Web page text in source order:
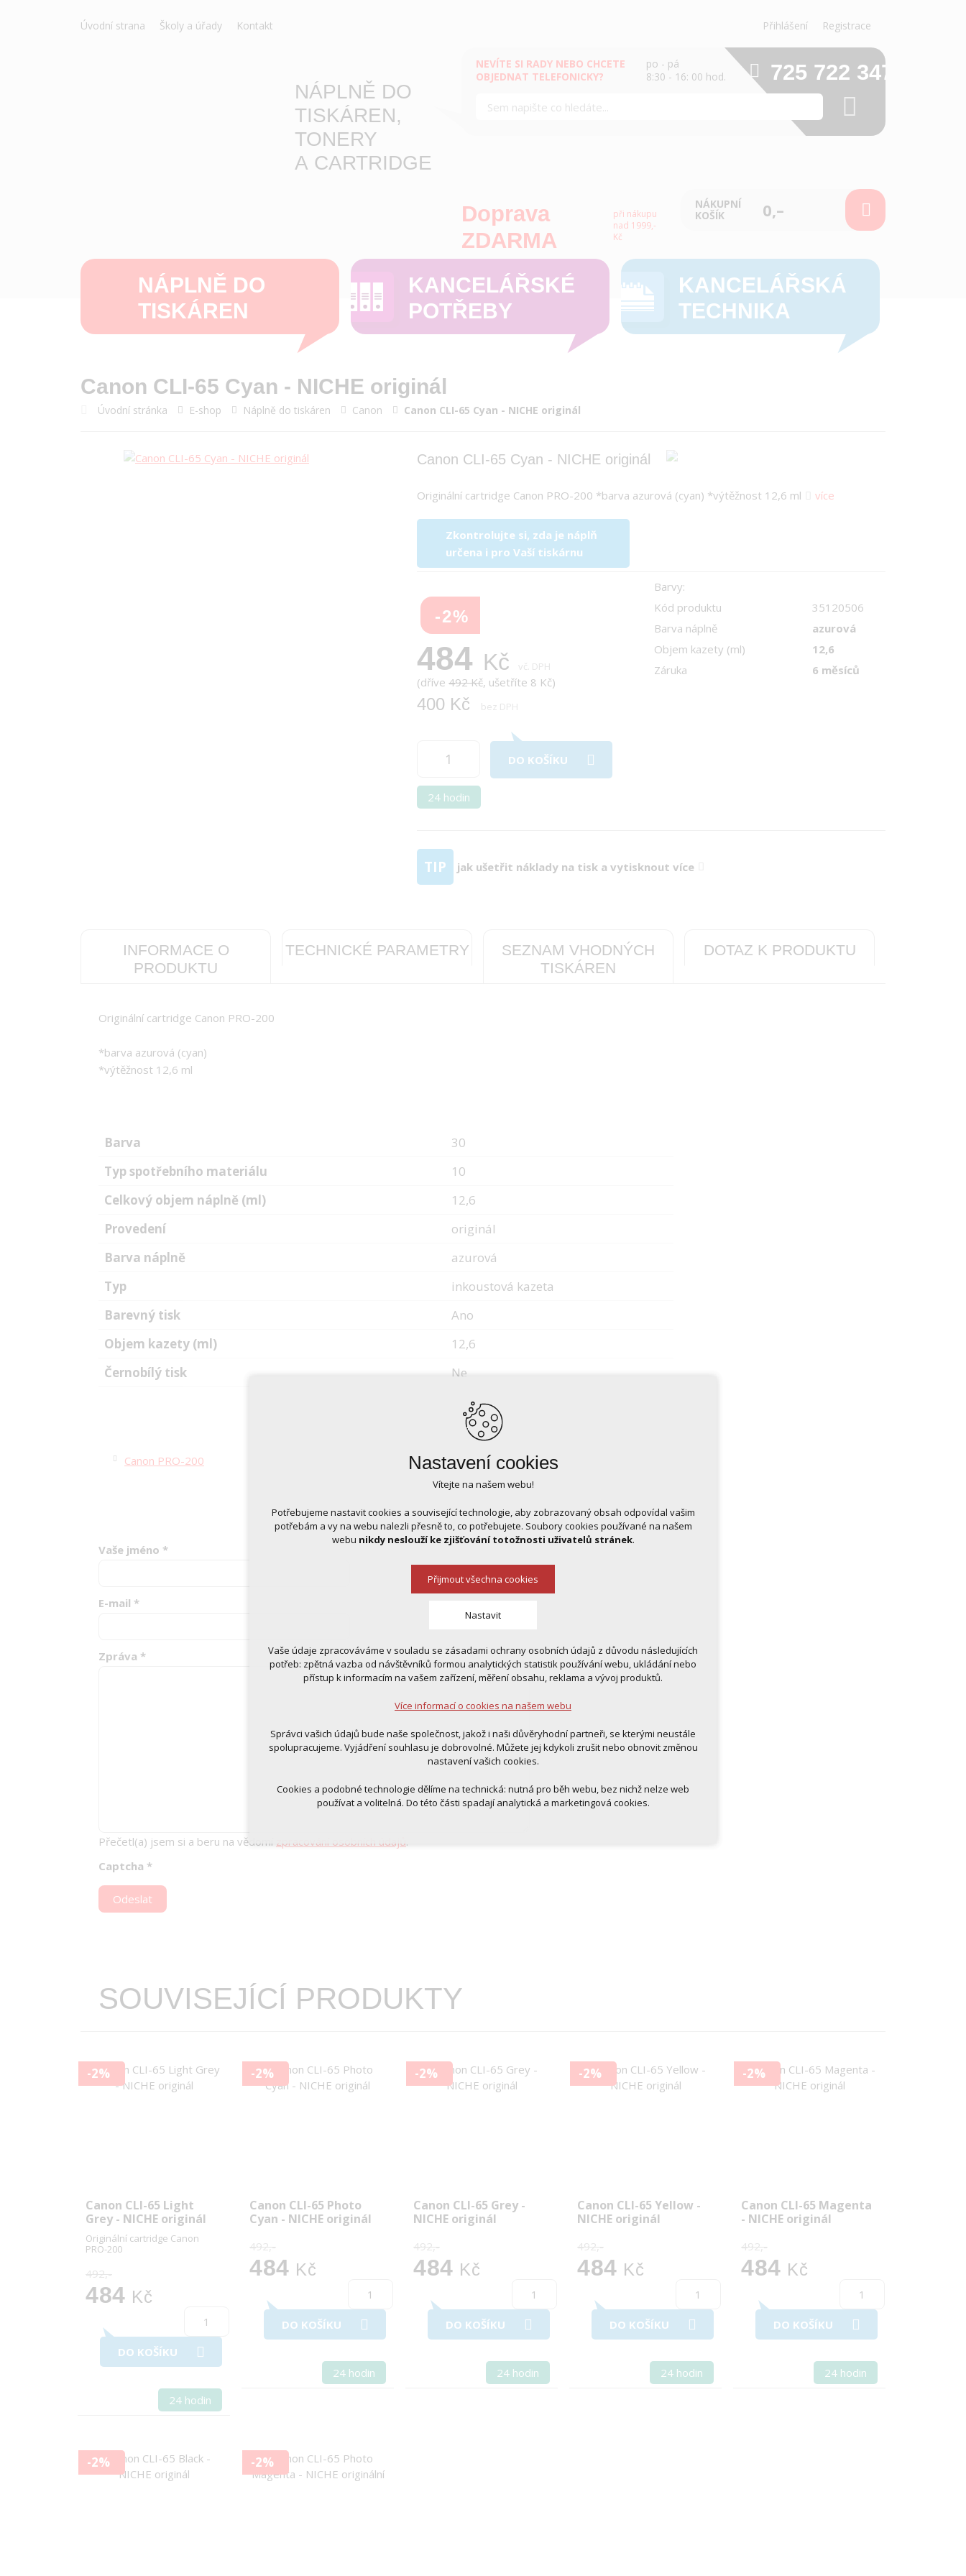
Úvodní strana Školy a úřady Kontakt Přihlášení Registrace
NÁPLNĚ DO
TISKÁREN,
TONERY
A CARTRIDGE
NEVÍTE SI RADY NEBO CHCETE
OBJEDNAT TELEFONICKY?
po - pá
8:30 - 16: 00 hod.
725 722 347
Doprava
ZDARMA
při nákupu
nad 1999,-
Kč
NÁKUPNÍ
KOŠÍK
0,–
NÁPLNĚ DO
TISKÁREN
KANCELÁŘSKÉ
POTŘEBY
KANCELÁŘSKÁ
TECHNIKA
Canon CLI-65 Cyan - NICHE originál
Úvodní stránka E-shop Náplně do tiskáren Canon Canon CLI-65 Cyan - NICHE originál
Canon CLI-65 Cyan - NICHE originál
Originální cartridge Canon PRO-200 *barva azurová (cyan) *výtěžnost 12,6 ml více
Zkontrolujte si, zda je náplň
určena i pro Vaší tiskárnu
-2%
484 Kč vč. DPH
(dříve 492 Kč, ušetříte 8 Kč)
400 Kč bez DPH
DO KOŠÍKU
24 hodin
Barvy:
Kód produktu
35120506
Barva náplně
azurová
Objem kazety (ml)
12,6
Záruka
6 měsíců
TIP jak ušetřit náklady na tisk a vytisknout více
INFORMACE O
PRODUKTU
TECHNICKÉ PARAMETRY
SEZNAM VHODNÝCH
TISKÁREN
DOTAZ K PRODUKTU
Originální cartridge Canon PRO-200
*barva azurová (cyan)
*výtěžnost 12,6 ml
Barva
30
Typ spotřebního materiálu
10
Celkový objem náplně (ml)
12,6
Provedení
originál
Barva náplně
azurová
Typ
inkoustová kazeta
Barevný tisk
Ano
Objem kazety (ml)
12,6
Černobílý tisk
Ne
Canon PRO-200
Vaše jméno *
E-mail *
Zpráva *
Přečetl(a) jsem si a beru na vědomí zpracování osobních údajů.
Captcha *
Odeslat
SOUVISEJÍCÍ PRODUKTY
-2%
Canon CLI-65 Light
Grey - NICHE originál
Originální cartridge Canon
PRO-200
492,-
484 Kč
DO KOŠÍKU
24 hodin
-2%
Canon CLI-65 Photo
Cyan - NICHE originál
492,-
484 Kč
DO KOŠÍKU
24 hodin
-2%
Canon CLI-65 Grey -
NICHE originál
492,-
484 Kč
DO KOŠÍKU
24 hodin
-2%
Canon CLI-65 Yellow -
NICHE originál
492,-
484 Kč
DO KOŠÍKU
24 hodin
-2%
Canon CLI-65 Magenta
- NICHE originál
492,-
484 Kč
DO KOŠÍKU
24 hodin
-2% -2%
Nastavení cookies
Vítejte na našem webu!
Potřebujeme nastavit cookies a související technologie, aby zobrazovaný obsah odpovídal vašim
potřebám a vy na webu nalezli přesně to, co potřebujete. Soubory cookies používané na našem
webu nikdy neslouží ke zjišťování totožnosti uživatelů stránek.
Přijmout všechna cookies
Nastavit
Technická cookies
nutná pro provozování webu
udržení kontextu stránek (session): případná přihlášení, volby jazyka, apod.
analytická pro anonymizované vyhodnocení návštěvnosti
marketingová cookies (Google, Ecomail, Sklik, Smartsupp, Heureka)
Více informací o cookies na našem webu
Vaše údaje zpracováváme v souladu se zásadami ochrany osobních údajů z důvodu následujících
potřeb: zpětná vazba od návštěvníků formou analytických statistik používání webu, ukládání nebo
přístup k informacím na vašem zařízení, měření obsahu, reklama a vývoj produktů.
Více informací o cookies na našem webu
Správci vašich údajů bude naše společnost, jakož i naši důvěryhodní partneři, se kterými neustále
spolupracujeme. Vyjádření souhlasu je dobrovolné. Můžete jej kdykoli zrušit nebo obnovit změnou
nastavení vašich cookies.
Cookies a podobné technologie dělíme na technická: nutná pro běh webu, bez nichž nelze web
používat a volitelná. Do této části spadají analytická a marketingová cookies.